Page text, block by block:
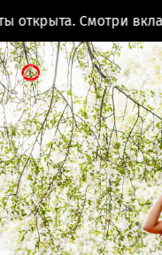
Смотри